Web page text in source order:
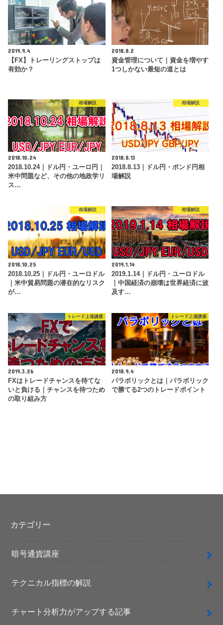
2019.9.4
【FX】トレーリングストップは
有効か？
2018.8.2
資金管理について｜資金を増やす
1つしかない最短の道とは
相場解説
2018.10.24
2018.10.24｜ドル円・ユーロ円｜
米中問題など、その他の地政学リ
ス…
相場解説
2018.8.13
2018.8.13｜ドル円・ポンド円相
場解説
相場解説
2018.10.25
2018.10.25｜ドル円・ユーロドル
｜米中貿易問題の潜在的なリスク
が…
相場解説
2019.1.14
2019.1.14｜ドル円・ユーロドル
｜中国経済の崩壊は世界経済に波
及す…
トレード上達講座
2019.3.26
FXはトレードチャンスを待てな
いと負ける｜チャンスを待つため
の取り組み方
トレード上達講座
2018.9.4
パラボリックとは｜パラボリック
で勝てる2つのトレードポイント
カテゴリー
暗号通貨講座
テクニカル指標の解説
チャート分析力がアップする記事